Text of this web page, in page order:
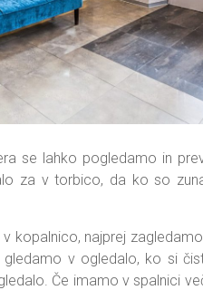
se lahko pogledamo in
za v torbico, da ko so
kopalnico, najprej
v ogledalo, ko si
Če imamo v spalnici